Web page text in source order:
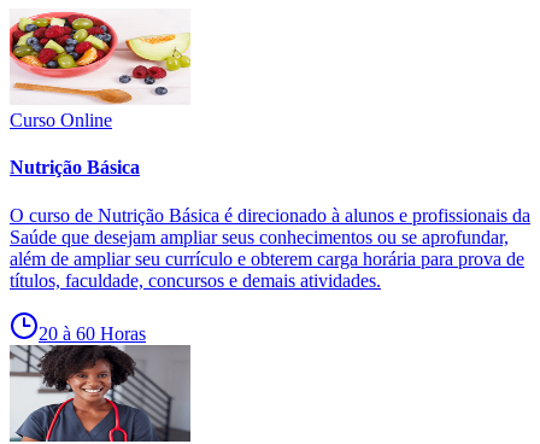
Curso Online
Nutrição Básica
O curso de Nutrição Básica é direcionado à alunos e profissionais da
Saúde que desejam ampliar seus conhecimentos ou se aprofundar,
além de ampliar seu currículo e obterem carga horária para prova de
títulos, faculdade, concursos e demais atividades.
20 à 60 Horas